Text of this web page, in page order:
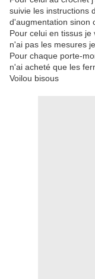
suivie les instructions
d'augmentation sinon
Pour celui en tissus
n'ai pas les mesures
Pour chaque porte-
n'ai acheté que les
Voilou bisous